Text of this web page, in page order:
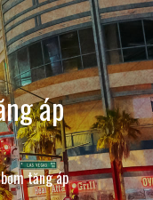
áp
tăng áp